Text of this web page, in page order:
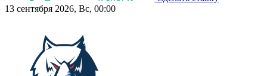
13 сентября 2026, Вс, 00:00